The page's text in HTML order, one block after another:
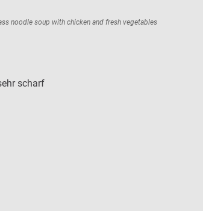
noodle soup with chicken and fresh vegetables
scharf